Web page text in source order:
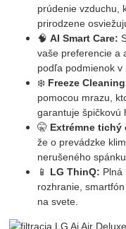
prúdenie vzduchu,
prirodzene
🧠AI Smart Care:
vaše preferencie a
podľa podmienok v
❄️ Freeze
pomocou mrazu,
garantuje špičkovú
🤫 Extrémne tichý
že o prevádzke
nerušeného spánku.
📱 LG ThinQ: Plná
rozhranie,
na svete.